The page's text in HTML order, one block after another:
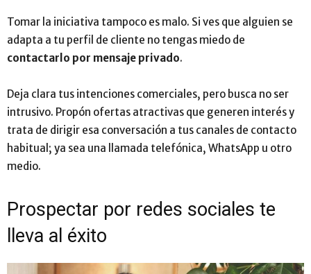
Tomar la iniciativa tampoco es malo. Si ves que alguien se
adapta a tu perfil de cliente no tengas miedo de
contactarlo por mensaje privado.
Deja clara tus intenciones comerciales, pero busca no ser
intrusivo. Propón ofertas atractivas que generen interés y
trata de dirigir esa conversación a tus canales de contacto
habitual; ya sea una llamada telefónica, WhatsApp u otro
medio.
Prospectar por redes sociales te
lleva al éxito